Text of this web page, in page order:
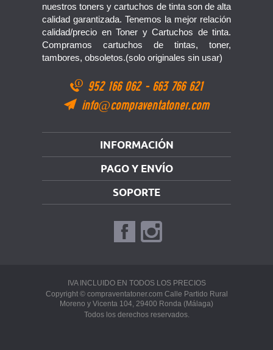
nuestros toners y cartuchos de tinta son de alta
calidad garantizada. Tenemos la mejor relación
calidad/precio en Toner y Cartuchos de tinta.
Compramos cartuchos de tintas, toner,
tambores, obsoletos.(solo originales sin usar)
952 166 062 - 663 766 621
info@compraventatoner.com
INFORMACIÓN
PAGO Y ENVÍO
SOPORTE
IVA INCLUIDO EN TODOS LOS PRECIOS
Copyright © compraventatoner.com Calle Partido Rural
Moreno y Vicenta 104, 29400 Ronda (Málaga)
Todos los derechos reservados.